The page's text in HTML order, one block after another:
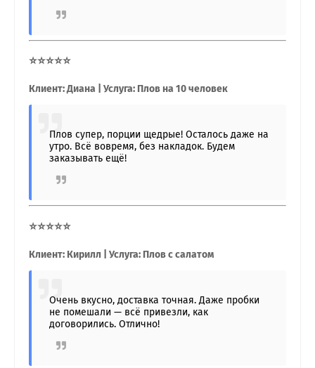
⭐⭐⭐⭐⭐
Клиент: Диана | Услуга: Плов на 10 человек
Плов супер, порции щедрые! Осталось даже на
утро. Всё вовремя, без накладок. Будем
заказывать ещё!
⭐⭐⭐⭐⭐
Клиент: Кирилл | Услуга: Плов с салатом
Очень вкусно, доставка точная. Даже пробки
не помешали — всё привезли, как
договорились. Отлично!